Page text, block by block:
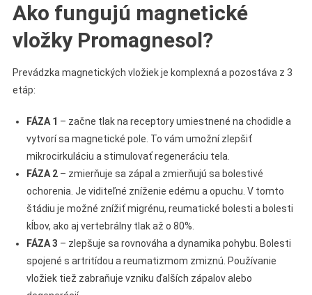
Ako fungujú magnetické
vložky Promagnesol?
Prevádzka magnetických vložiek je komplexná a pozostáva z 3
etáp:
FÁZA 1 – začne tlak na receptory umiestnené na chodidle a
vytvorí sa magnetické pole. To vám umožní zlepšiť
mikrocirkuláciu a stimulovať regeneráciu tela.
FÁZA 2– zmierňuje sa zápal a zmierňujú sa bolestivé
ochorenia. Je viditeľné zníženie edému a opuchu. V tomto
štádiu je možné znížiť migrénu, reumatické bolesti a bolesti
kĺbov, ako aj vertebrálny tlak až o 80%.
FÁZA 3 – zlepšuje sa rovnováha a dynamika pohybu. Bolesti
spojené s artritídou a reumatizmom zmiznú. Používanie
vložiek tiež zabraňuje vzniku ďalších zápalov alebo